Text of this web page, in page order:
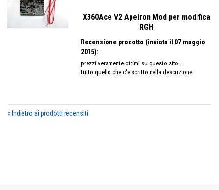
X360Ace V2 Apeiron Mod per modifica
RGH
Recensione prodotto (inviata il 07 maggio
2015):
prezzi veramente ottimi su questo sito .
tutto quello che c'e scritto nella descrizione
« Indietro ai prodotti recensiti